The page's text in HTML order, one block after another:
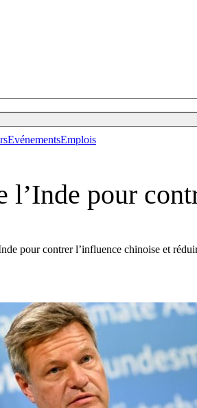
EvénementsEmplois
l’Inde pour
pour contrer l’influence chinoise et